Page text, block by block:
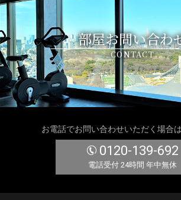
部屋お問い合わ
CONTACT
お電話でお問い合わせいただく場合
0120-139-692
電話受付 24時間 年中無休